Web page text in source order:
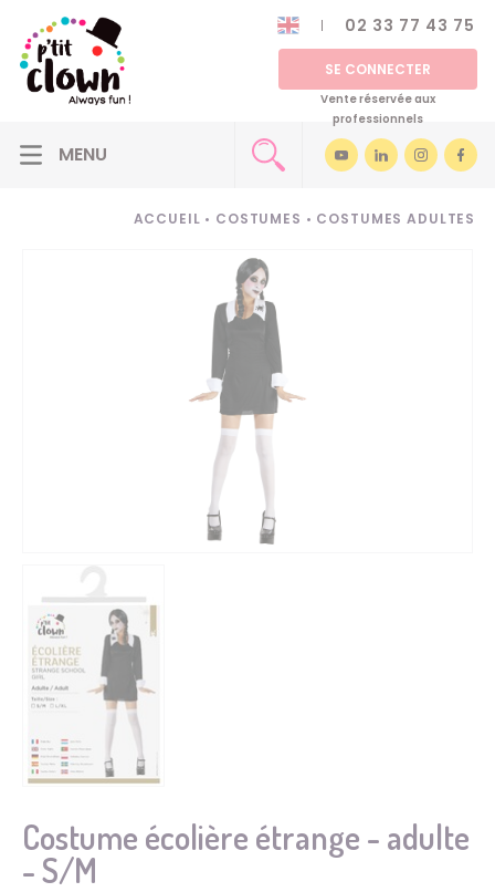
02 33 77 43 75
SE CONNECTER
Vente réservée aux
professionnels
ACCUEIL • COSTUMES • COSTUMES ADULTES
Costume écolière étrange - adulte
- S/M